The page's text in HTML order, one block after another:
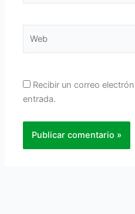
Recibir un correo
entrada.